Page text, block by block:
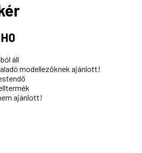
áll
modellezőknek ajánlott!
ajánlott!